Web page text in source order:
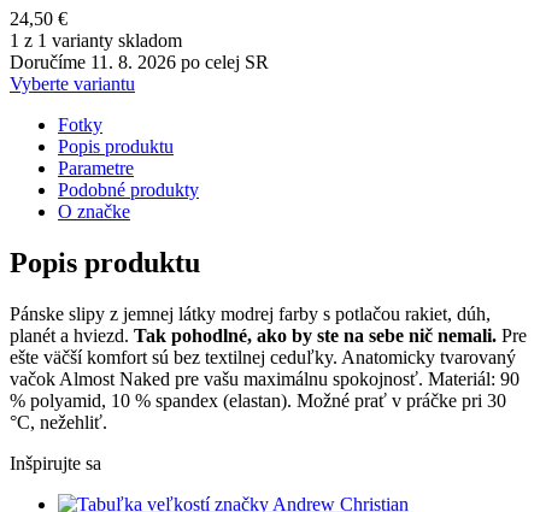
24,50 €
1 z 1 varianty skladom
Doručíme 11. 8. 2026 po celej SR
Vyberte variantu
Fotky
Popis produktu
Parametre
Podobné produkty
O značke
Popis produktu
Pánske slipy z jemnej látky modrej farby s potlačou rakiet, dúh,
planét a hviezd. Tak pohodlné, ako by ste na sebe nič nemali. Pre
ešte väčší komfort sú bez textilnej ceduľky. Anatomicky tvarovaný
vačok Almost Naked pre vašu maximálnu spokojnosť. Materiál: 90
% polyamid, 10 % spandex (elastan). Možné prať v práčke pri 30
°C, nežehliť.
Inšpirujte sa